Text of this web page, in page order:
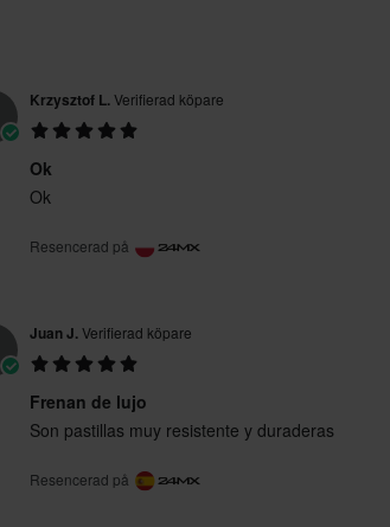
Krzysztof L.Verifierad köpare
Ok
Ok
Resencerad på
Juan J.Verifierad köpare
Frenan de lujo
Son pastillas muy resistente y duraderas
Resencerad på